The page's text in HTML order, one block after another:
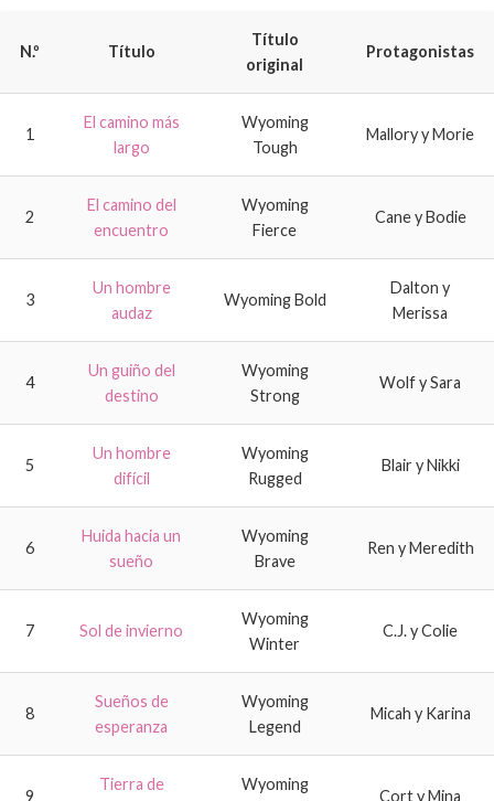
N.º Título
Título
original
Protagonistas
1
El camino más
largo
Wyoming
Tough
Mallory y Morie
2
El camino del
encuentro
Wyoming
Fierce
Cane y Bodie
3
Un hombre
audaz
Wyoming Bold
Dalton y
Merissa
4
Un guiño del
destino
Wyoming
Strong
Wolf y Sara
5
Un hombre
difícil
Wyoming
Rugged
Blair y Nikki
6
Huida hacia un
sueño
Wyoming
Brave
Ren y Meredith
7 Sol de invierno
Wyoming
Winter
C.J. y Colie
8
Sueños de
esperanza
Wyoming
Legend
Micah y Karina
9
Tierra de
Wyoming
Cort y Mina